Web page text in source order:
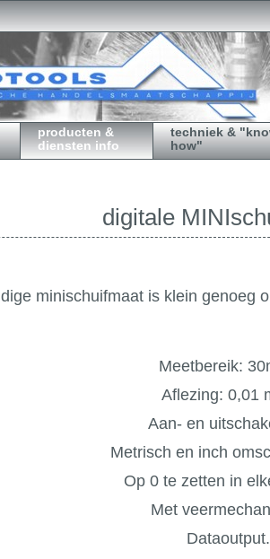
producten &
diensten info
techniek &
how"
digitale
minischuifmaat is klein genoeg
Meetbereik:
Aflezing: 0,01
Aan- en
Metrisch en inch
Op 0 te zetten in
Met
Dataoutput.